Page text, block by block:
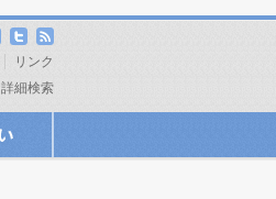
リンク
詳細検索